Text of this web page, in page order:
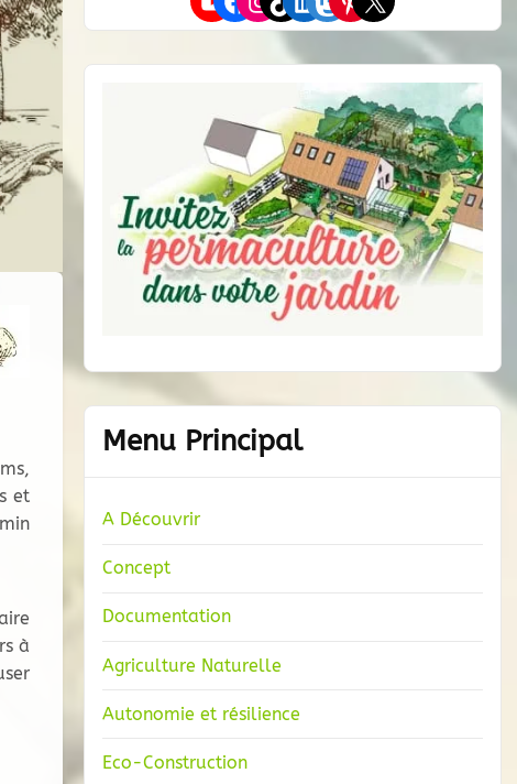
et
à
Menu Principal
A Découvrir
Concept
Documentation
Agriculture Naturelle
Autonomie et résilience
Eco-Construction